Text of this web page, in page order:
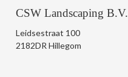
CSW Landscaping B.V.
Leidsestraat 100
2182DR Hillegom